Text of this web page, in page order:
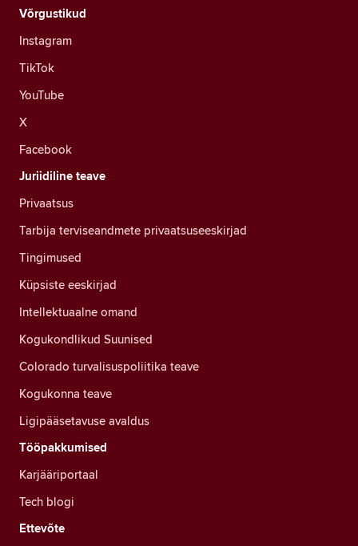
Võrgustikud
Instagram
TikTok
YouTube
X
Facebook
Juriidiline teave
Privaatsus
Tarbija terviseandmete privaatsuseeskirjad
Tingimused
Küpsiste eeskirjad
Intellektuaalne omand
Kogukondlikud Suunised
Colorado turvalisuspoliitika teave
Kogukonna teave
Ligipääsetavuse avaldus
Tööpakkumised
Karjääriportaal
Tech blogi
Ettevõte